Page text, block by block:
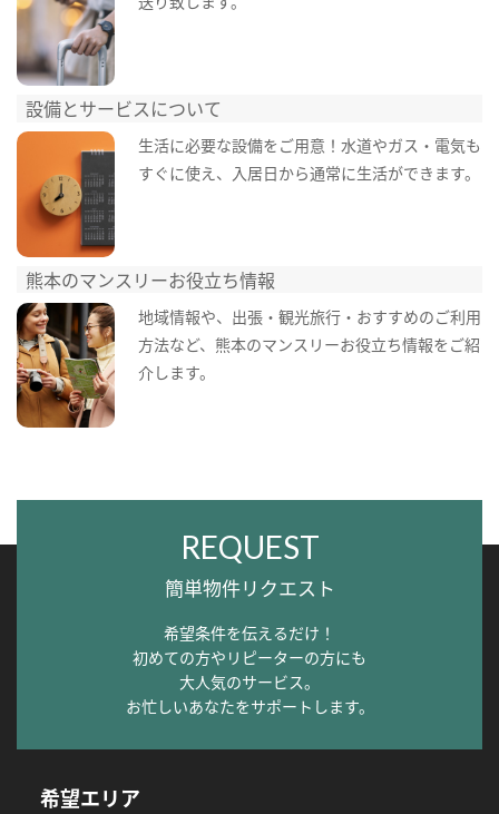
設備とサービスについて
生活に必要な設備をご用意！水道やガス・電気も
すぐに使え、入居日から通常に生活ができます。
熊本のマンスリーお役立ち情報
地域情報や、出張・観光旅行・おすすめのご利用
方法など、熊本のマンスリーお役立ち情報をご紹
介します。
REQUEST
簡単物件リクエスト
希望条件を伝えるだけ！
初めての方やリピーターの方にも
大人気のサービス。
お忙しいあなたをサポートします。
希望エリア